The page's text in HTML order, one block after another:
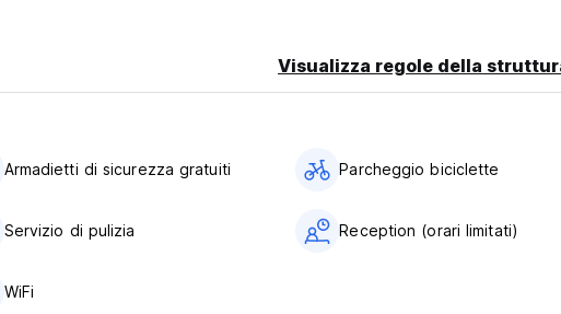
Visualizza regole della
Armadietti di sicurezza gratuiti Parcheggio biciclette
Servizio di pulizia Reception (orari limitati)
WiFi